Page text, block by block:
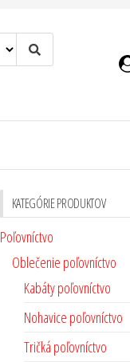
KATEGÓRIE PRODUKTOV
Poľovníctvo
Oblečenie poľovníctvo
Kabáty poľovníctvo
Nohavice poľovníctvo
Tričká poľovníctvo